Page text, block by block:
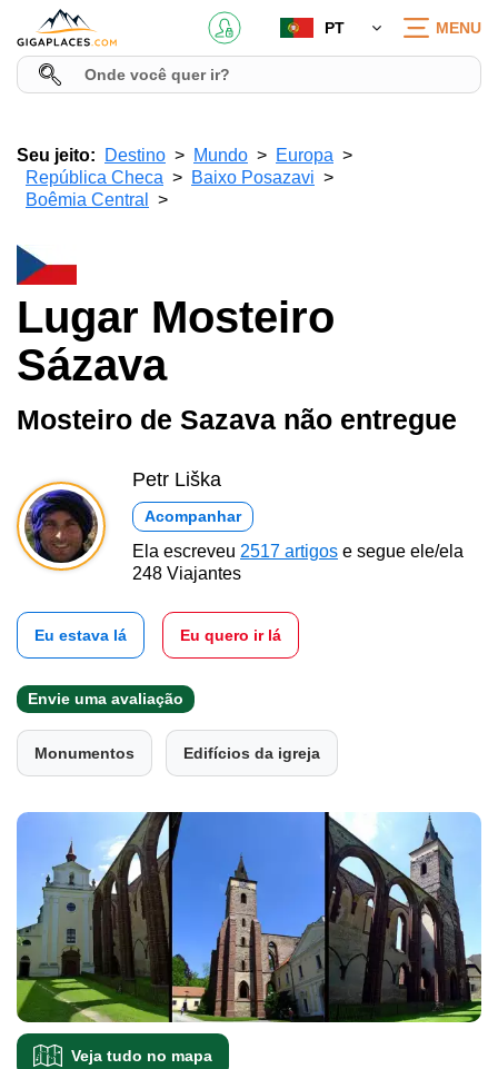
PT MENU
Seu jeito: Destino Mundo
Europa
República Checa
Baixo Posazavi
Boêmia Central
Lugar Mosteiro
Sázava
Mosteiro de Sazava não entregue
Petr Liška
Acompanhar
Ela escreveu 2517 artigos e segue ele/ela
248 Viajantes
Eu estava lá Eu quero ir lá
Envie uma avaliação
Monumentos Edifícios da igreja
Veja tudo no mapa